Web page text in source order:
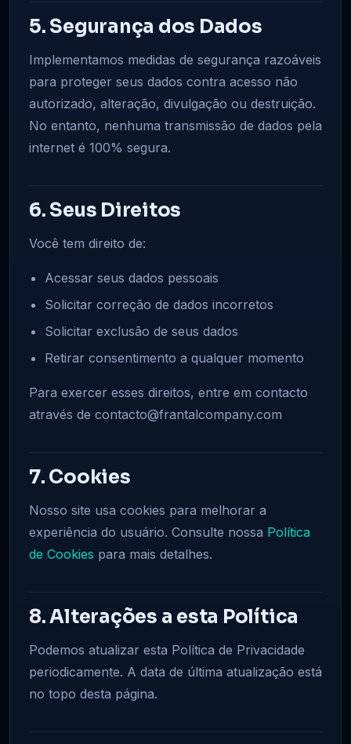
5. Segurança dos Dados
Implementamos medidas de segurança razoáveis
para proteger seus dados contra acesso não
autorizado, alteração, divulgação ou destruição.
No entanto, nenhuma transmissão de dados pela
internet é 100% segura.
6. Seus Direitos
Você tem direito de:
Acessar seus dados pessoais
Solicitar correção de dados incorretos
Solicitar exclusão de seus dados
Retirar consentimento a qualquer momento
Para exercer esses direitos, entre em contacto
através de contacto@frantalcompany.com
7. Cookies
Nosso site usa cookies para melhorar a
experiência do usuário. Consulte nossa Política
de Cookies para mais detalhes.
8. Alterações a esta Política
Podemos atualizar esta Política de Privacidade
periodicamente. A data de última atualização está
no topo desta página.